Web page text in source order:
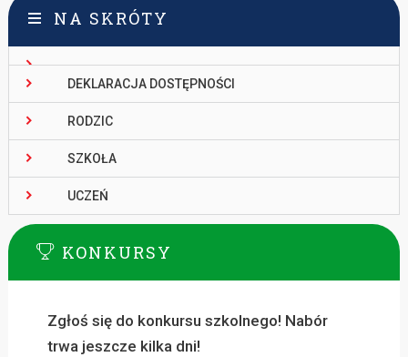
NA SKRÓTY
DEKLARACJA DOSTĘPNOŚCI
RODZIC
SZKOŁA
UCZEŃ
KONKURSY
Zgłoś się do konkursu szkolnego! Nabór
trwa jeszcze kilka dni!